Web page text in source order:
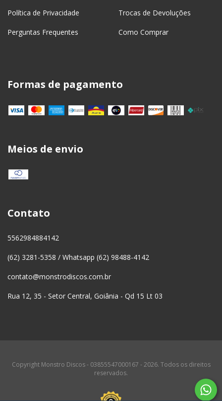
Política de Privacidade Trocas de Devoluções
Perguntas Frequentes Como Comprar
Formas de pagamento
Meios de envio
Contato
5562984884142
(62) 3281-5358 / Whatsapp (62) 98488-4142
contato@monstrodiscos.com.br
Rua 12, 35 - Setor Central, Goiânia - Qd 15 Lt 03
Copyright Monstro Discos - 03855547000167 - 2026. Todos os direitos
reservados.